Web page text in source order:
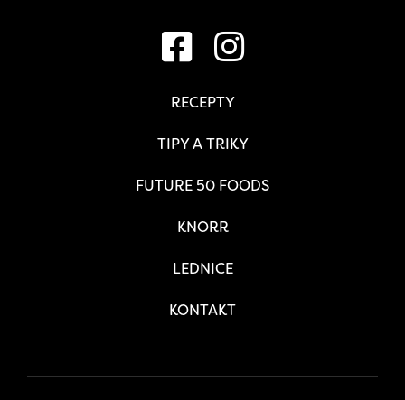
RECEPTY
TIPY A TRIKY
FUTURE 50 FOODS
KNORR
LEDNICE
KONTAKT